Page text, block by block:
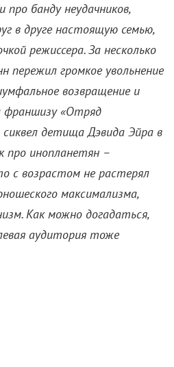
банду неудачников,
в друге настоящую семью,
режиссера. За несколько
пережил громкое увольнение
возвращение и
франшизу «Отряд
сиквел детища Дэвида Эйра в
про инопланетян –
с возрастом не растерял
максимализма,
Как можно догадаться,
аудитория тоже